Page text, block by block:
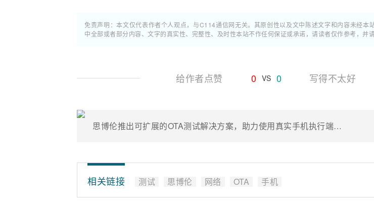
免责声明：本文仅代表作者个人观点，与C114通信网无关。其原创性以及文中陈述文字和内容未经本
中全部或者部分内容、文字的真实性、完整性、及时性本站不作任何保证或承诺，请读者仅作参考，并
给作者点赞 0 VS 0 写得不太好
思博伦推出可扩展的OTA测试解决方案，助力使用真实手机执行端到端网络测试
相关链接 测试 思博伦 网络 OTA 手机